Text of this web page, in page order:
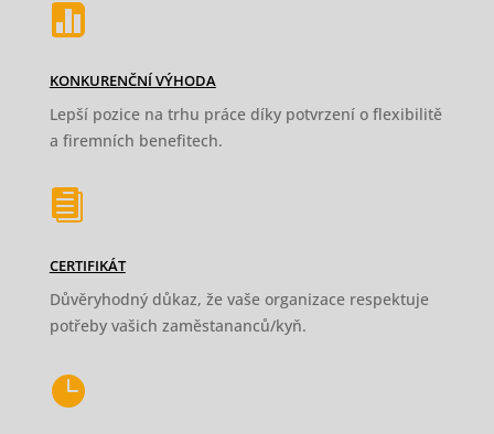

KONKURENČNÍ VÝHODA
Lepší pozice na trhu práce díky potvrzení o flexibilitě
a firemních benefitech.

CERTIFIKÁT
Důvěryhodný důkaz, že vaše organizace respektuje
potřeby vašich zaměstananců/kyň.
